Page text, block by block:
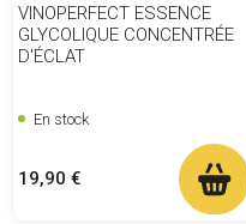
VINOPERFECT ESSENCE
GLYCOLIQUE CONCENTRÉE
D'ÉCLAT
En stock
Prix
19,90 €